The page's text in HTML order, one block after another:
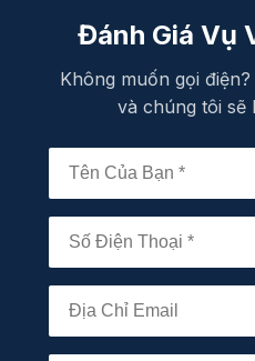
Đánh Giá Vụ
Không muốn gọi
và chúng tôi sẽ